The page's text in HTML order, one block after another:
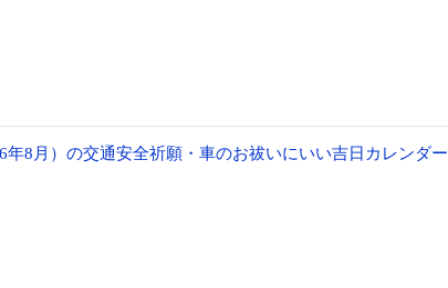
年8月）の交通安全祈願・車のお祓いにいい吉日カレンダー